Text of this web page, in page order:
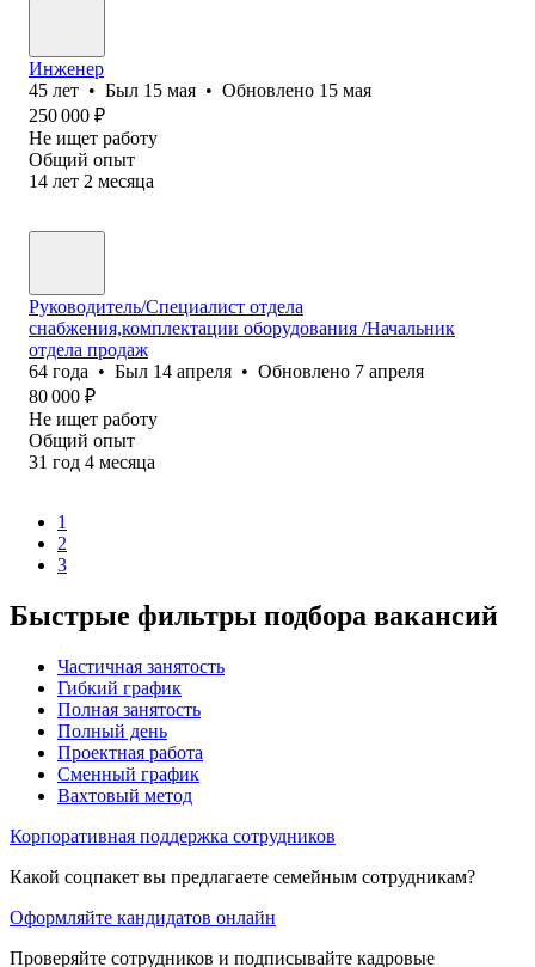
Инженер
45 лет • Был 15 мая • Обновлено 15 мая
250 000 ₽
Не ищет работу
Общий опыт
14 лет 2 месяца
Руководитель/Специалист отдела
снабжения,комплектации оборудования /Начальник
отдела продаж
64 года • Был 14 апреля • Обновлено 7 апреля
80 000 ₽
Не ищет работу
Общий опыт
31 год 4 месяца
1
2
3
Быстрые фильтры подбора вакансий
Частичная занятость
Гибкий график
Полная занятость
Полный день
Проектная работа
Сменный график
Вахтовый метод
Корпоративная поддержка сотрудников
Какой соцпакет вы предлагаете семейным сотрудникам?
Оформляйте кандидатов онлайн
Проверяйте сотрудников и подписывайте кадровые